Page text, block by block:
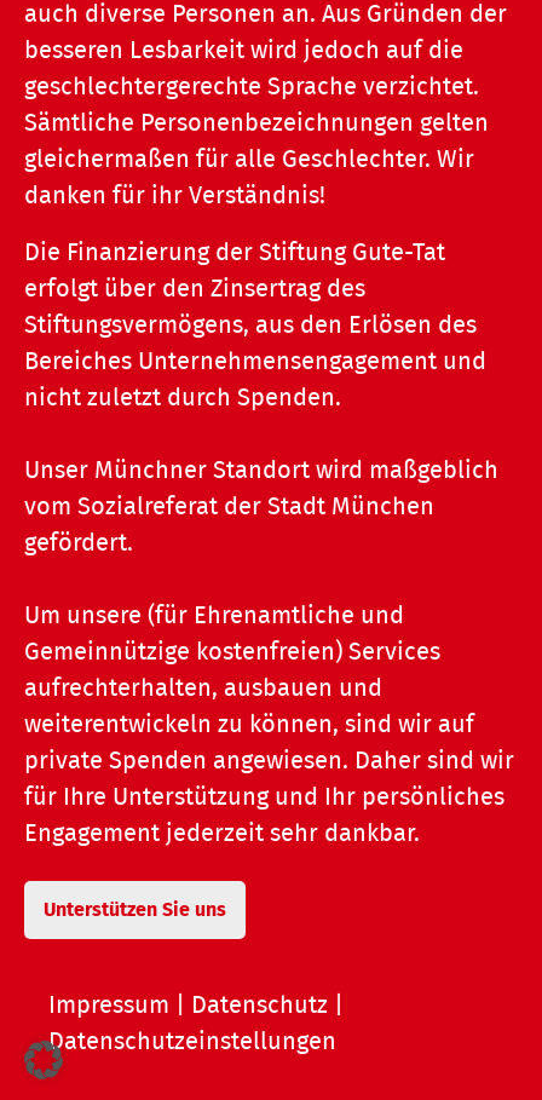
auch diverse Personen an. Aus Gründen der
besseren Lesbarkeit wird jedoch auf die
geschlechtergerechte Sprache verzichtet.
Sämtliche Personenbezeichnungen gelten
gleichermaßen für alle Geschlechter. Wir
danken für ihr Verständnis!
Die Finanzierung der Stiftung Gute-Tat
erfolgt über den Zinsertrag des
Stiftungsvermögens, aus den Erlösen des
Bereiches Unternehmensengagement und
nicht zuletzt durch Spenden.
Unser Münchner Standort wird maßgeblich
vom Sozialreferat der Stadt München
gefördert.
Um unsere (für Ehrenamtliche und
Gemeinnützige kostenfreien) Services
aufrechterhalten, ausbauen und
weiterentwickeln zu können, sind wir auf
private Spenden angewiesen. Daher sind wir
für Ihre Unterstützung und Ihr persönliches
Engagement jederzeit sehr dankbar.
Unterstützen Sie uns
Impressum Datenschutz
Datenschutzeinstellungen